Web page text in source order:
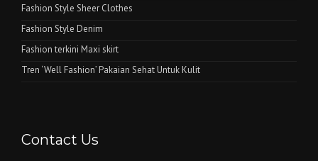
Fashion Style Sheer Clothes
Fashion Style Denim
Fashion terkini Maxi skirt
Tren ‘Well Fashion’ Pakaian Sehat Untuk Kulit
Contact Us